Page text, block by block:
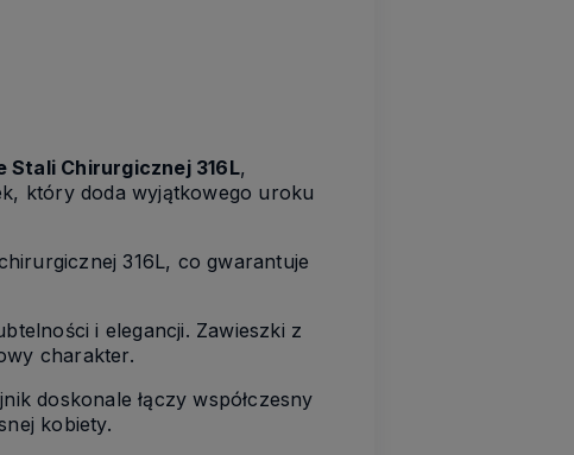
Stali Chirurgicznej 316L,
który doda wyjątkowego uroku
316L, co gwarantuje
i elegancji. Zawieszki z
charakter.
doskonale łączy współczesny
kobiety.